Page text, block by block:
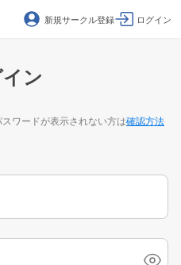
新規サークル登録 ログイン
ン
ワードが表示されない方は確認方法